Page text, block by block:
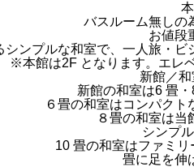
バスルーム無しの
お値段
シンプルな和室で、一人旅・ビ
※本館は2F となります。エレ
新館／和
新館の和室は6 畳
６畳の和室はコンパクト
８畳の和室は当
シンプ
10 畳の和室はファミリ
畳に足を伸